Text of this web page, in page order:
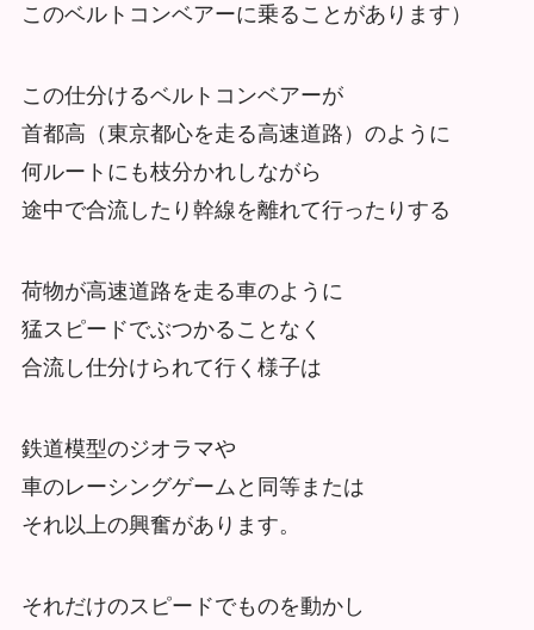
このベルトコンベアーに乗ることがあります）
この仕分けるベルトコンベアーが
首都高（東京都心を走る高速道路）のように
何ルートにも枝分かれしながら
途中で合流したり幹線を離れて行ったりする
荷物が高速道路を走る車のように
猛スピードでぶつかることなく
合流し仕分けられて行く様子は
鉄道模型のジオラマや
車のレーシングゲームと同等または
それ以上の興奮があります。
それだけのスピードでものを動かし